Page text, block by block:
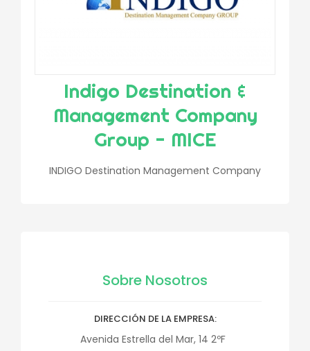
Indigo Destination &
Management Company
Group - MICE
INDIGO Destination Management Company
Sobre Nosotros
DIRECCIÓN DE LA EMPRESA
Avenida Estrella del Mar, 14 2ºF